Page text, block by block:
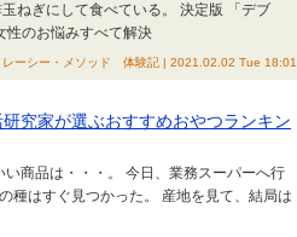
ねぎにして食べている。 決定版 「デブ
性のお悩みすべて解決
レーシー・メソッド 体験記 | 2021.02.02 Tue 18:01
究家が選ぶおすすめおやつランキン
商品は・・・。 今日、業務スーパーへ行
種はすぐ見つかった。 産地を見て、結局は